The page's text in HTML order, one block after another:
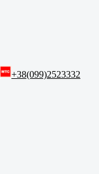
+38(099)2523332